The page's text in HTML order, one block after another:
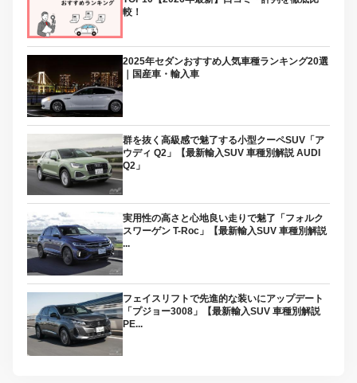
較！
2025年セダンおすすめ人気車種ランキング20選
｜国産車・輸入車
群を抜く高級感で魅了する小型クーペSUV「ア
ウディ Q2」【最新輸入SUV 車種別解説 AUDI
Q2」
実用性の高さと心地良い走りで魅了「フォルク
スワーゲン T-Roc」【最新輸入SUV 車種別解説
...
フェイスリフトで先進的な装いにアップデート
「プジョー3008」【最新輸入SUV 車種別解説
PE...